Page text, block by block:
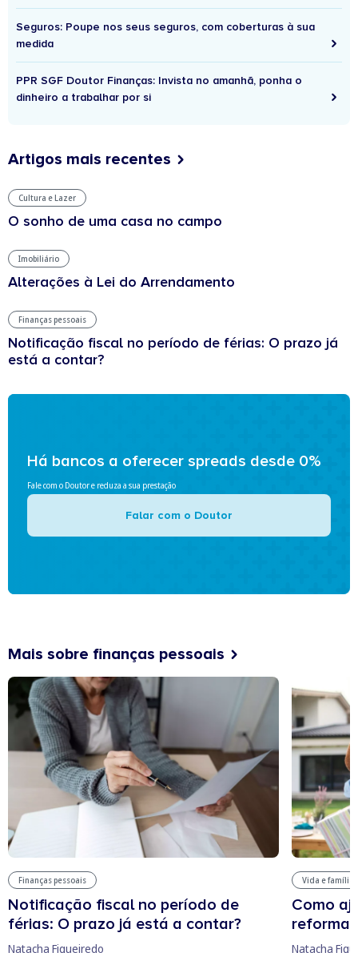
Seguros: Poupe nos seus seguros, com coberturas à sua
medida
PPR SGF Doutor Finanças: Invista no amanhã, ponha o
dinheiro a trabalhar por si
Artigos mais recentes
Cultura e Lazer
O sonho de uma casa no campo
Imobiliário
Alterações à Lei do Arrendamento
Finanças pessoais
Notificação fiscal no período de férias: O prazo já
está a contar?
Há bancos a oferecer spreads desde 0%
Fale com o Doutor e reduza a sua prestação
Falar com o Doutor
Mais sobre finanças pessoais
Finanças pessoais
Notificação fiscal no período de
férias: O prazo já está a contar?
Natacha Figueiredo
Vida e família
Como
reforma
Natacha